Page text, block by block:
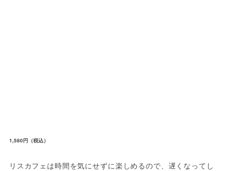
1,580円（税込）
リスカフェは時間を気にせずに楽しめるので、遅くなってし